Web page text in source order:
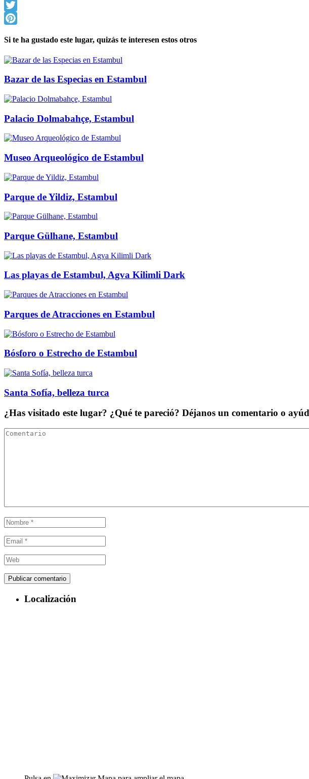
Facebook
Twitter
Si te ha gustado este lugar, quizás te interesen estos otros
Bazar de las Especias en Estambul
Palacio Dolmabahçe, Estambul
Museo Arqueológico de Estambul
Parque de Yildiz, Estambul
Parque Gülhane, Estambul
Las playas de Estambul, Agva Kilimli Dark
Parques de Atracciones en Estambul
Bósforo o Estrecho de Estambul
Santa Sofía, belleza turca
¿Has visitado este lugar? ¿Qué te pareció? Déjanos un comentario o
Localización